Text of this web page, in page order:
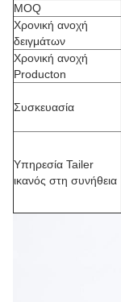
MOQ
Χρονική ανοχή
δειγμάτων
Χρονική ανοχή
Producton
Συσκευασία
Υπηρεσία Tailer
ικανός στη συνήθεια